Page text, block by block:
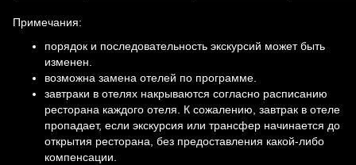
Примечания:
порядок и последовательность экскурсий может быть
изменен.
возможна замена отелей по программе.
завтраки в отелях накрываются согласно расписанию
ресторана каждого отеля. К сожалению, завтрак в отеле
пропадает, если экскурсия или трансфер начинается до
открытия ресторана, без предоставления какой-либо
компенсации.